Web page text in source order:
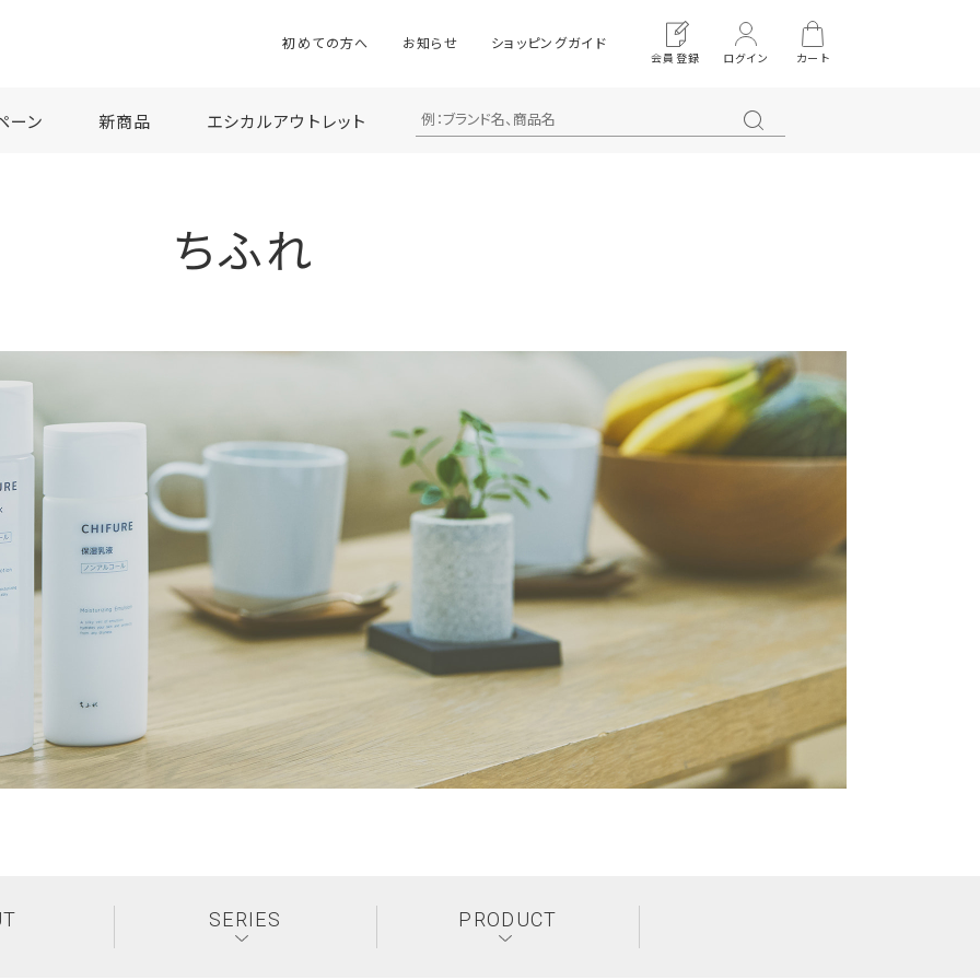
初めての方へ お知らせ ショッピングガイド
会員登録 ログイン カート
ーン 新商品 エシカルアウトレット
ちふれ
SERIES PRODUCT